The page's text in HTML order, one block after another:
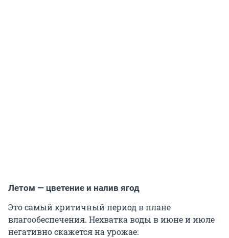
Летом — цветение и налив ягод
Это самый критичный период в плане
влагообеспечения. Нехватка воды в июне и июле
негативно скажется на урожае: